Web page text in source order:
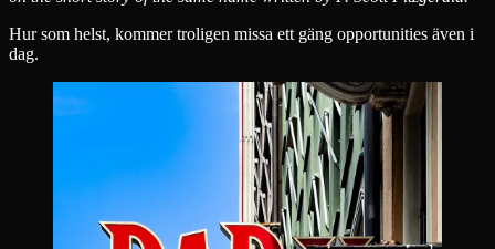
Hur som helst, kommer troligen missa ett gäng opportunities även i
dag.